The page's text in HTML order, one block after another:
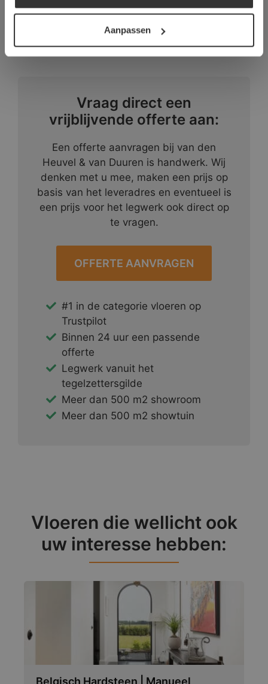
Aanpassen
Vraag direct een
vrijblijvende offerte aan:
Een offerte aanvragen bij van den
Heuvel & van Duuren is handwerk. Wij
denken met u mee, maken een prijs op
basis van het leveradres en eventueel is
een prijs voor het legwerk ook direct op
te vragen.
OFFERTE AANVRAGEN
#1 in de categorie vloeren op
Trustpilot
Binnen 24 uur een passende
offerte
Legwerk vanuit het
tegelzettersgilde
Meer dan 500 m2 showroom
Meer dan 500 m2 showtuin
Vloeren die wellicht ook
uw interesse hebben:
Belgisch Hardsteen | Manueel
DETAILS WEERGEVEN